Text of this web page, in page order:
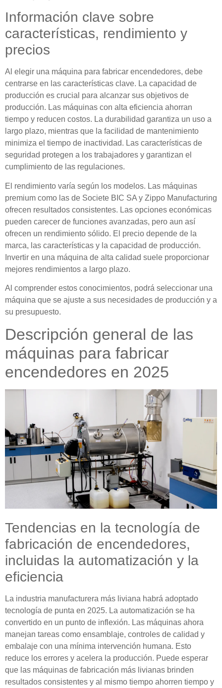
Información clave sobre
características, rendimiento y
precios
Al elegir una máquina para fabricar encendedores, debe
centrarse en las características clave. La capacidad de
producción es crucial para alcanzar sus objetivos de
producción. Las máquinas con alta eficiencia ahorran
tiempo y reducen costos. La durabilidad garantiza un uso a
largo plazo, mientras que la facilidad de mantenimiento
minimiza el tiempo de inactividad. Las características de
seguridad protegen a los trabajadores y garantizan el
cumplimiento de las regulaciones.
El rendimiento varía según los modelos. Las máquinas
premium como las de Societe BIC SA y Zippo Manufacturing
ofrecen resultados consistentes. Las opciones económicas
pueden carecer de funciones avanzadas, pero aun así
ofrecen un rendimiento sólido. El precio depende de la
marca, las características y la capacidad de producción.
Invertir en una máquina de alta calidad suele proporcionar
mejores rendimientos a largo plazo.
Al comprender estos conocimientos, podrá seleccionar una
máquina que se ajuste a sus necesidades de producción y a
su presupuesto.
Descripción general de las
máquinas para fabricar
encendedores en 2025
Tendencias en la tecnología de
fabricación de encendedores,
incluidas la automatización y la
eficiencia
La industria manufacturera más liviana habrá adoptado
tecnología de punta en 2025. La automatización se ha
convertido en un punto de inflexión. Las máquinas ahora
manejan tareas como ensamblaje, controles de calidad y
embalaje con una mínima intervención humana. Esto
reduce los errores y acelera la producción. Puede esperar
que las máquinas de fabricación más livianas brinden
resultados consistentes y al mismo tiempo ahorren tiempo y